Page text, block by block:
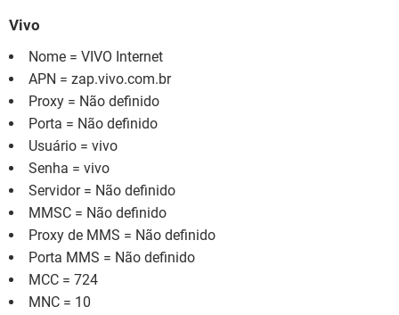
Vivo
Nome = VIVO Internet
APN = zap.vivo.com.br
Proxy = Não definido
Porta = Não definido
Usuário = vivo
Senha = vivo
Servidor = Não definido
MMSC = Não definido
Proxy de MMS = Não definido
Porta MMS = Não definido
MCC = 724
MNC = 10